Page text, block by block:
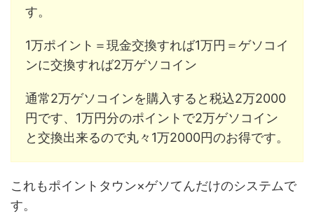
す。
1万ポイント＝現金交換すれば1万円＝ゲソコイ
ンに交換すれば2万ゲソコイン
通常2万ゲソコインを購入すると税込2万2000
円です、1万円分のポイントで2万ゲソコイン
と交換出来るので丸々1万2000円のお得です。
これもポイントタウン×ゲソてんだけのシステムで
す。